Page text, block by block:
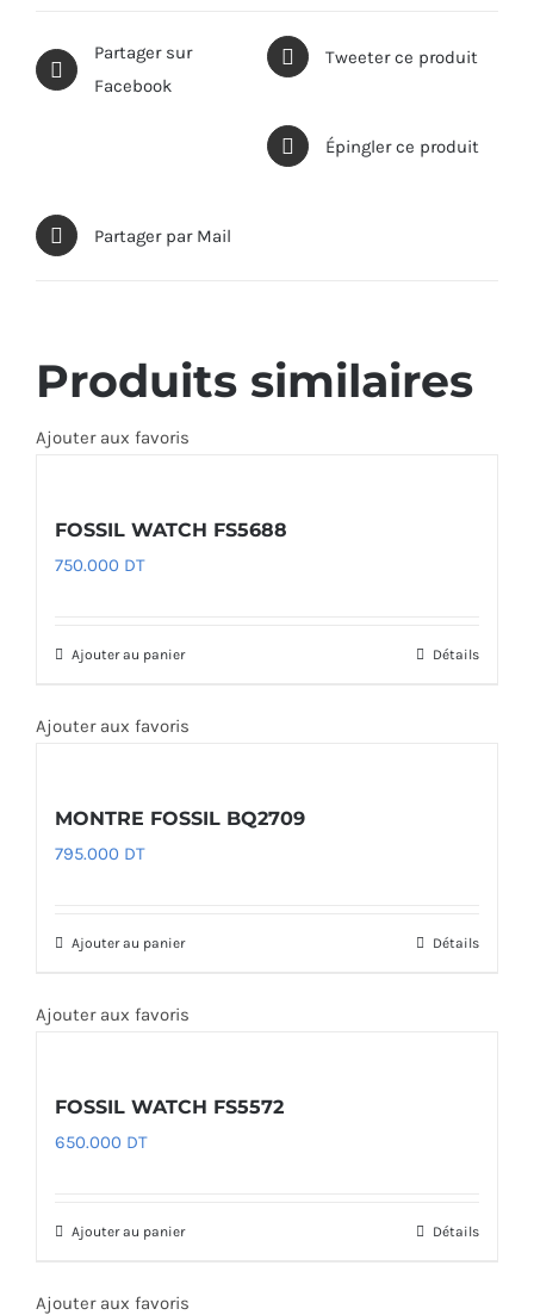
Partager sur
Facebook
Tweeter ce produit
Épingler ce produit
Partager par Mail
Produits similaires
Ajouter aux favoris
FOSSIL WATCH FS5688
750.000 DT
Ajouter au panier Détails
Ajouter aux favoris
MONTRE FOSSIL BQ2709
795.000 DT
Ajouter au panier Détails
Ajouter aux favoris
FOSSIL WATCH FS5572
650.000 DT
Ajouter au panier Détails
Ajouter aux favoris